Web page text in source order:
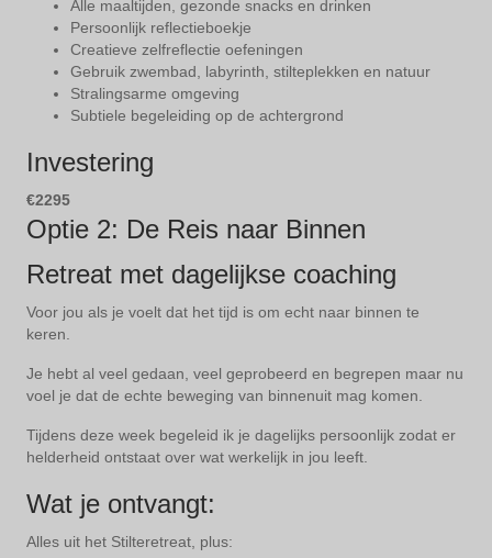
Alle maaltijden, gezonde snacks en drinken
Persoonlijk reflectieboekje
Creatieve zelfreflectie oefeningen
Gebruik zwembad, labyrinth, stilteplekken en natuur
Stralingsarme omgeving
Subtiele begeleiding op de achtergrond
Investering
€2295
Optie 2: De Reis naar Binnen
Retreat met dagelijkse coaching
Voor jou als je voelt dat het tijd is om echt naar binnen te
keren.
Je hebt al veel gedaan, veel geprobeerd en begrepen maar nu
voel je dat de echte beweging van binnenuit mag komen.
Tijdens deze week begeleid ik je dagelijks persoonlijk zodat er
helderheid ontstaat over wat werkelijk in jou leeft.
Wat je ontvangt:
Alles uit het Stilteretreat, plus: